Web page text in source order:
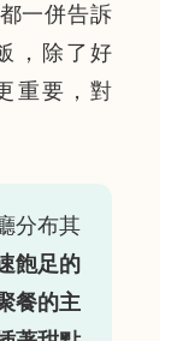
一併告訴
，除了好
重要，對
分布其
飽足的
餐的主